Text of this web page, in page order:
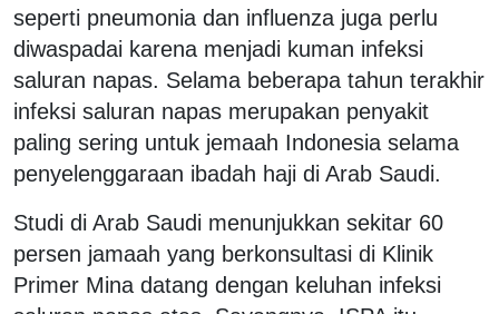
seperti pneumonia dan influenza juga perlu
diwaspadai karena menjadi kuman infeksi
saluran napas. Selama beberapa tahun terakhir
infeksi saluran napas merupakan penyakit
paling sering untuk jemaah Indonesia selama
penyelenggaraan ibadah haji di Arab Saudi.
Studi di Arab Saudi menunjukkan sekitar 60
persen jamaah yang berkonsultasi di Klinik
Primer Mina datang dengan keluhan infeksi